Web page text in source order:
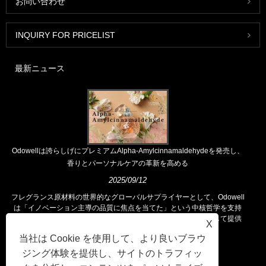
INQUIRY FOR PRICELIST
最新ニュース
Odowellは誇らしげにプレミアムAlpha-Amylcinnamaldehydeを発売し、
香りとパーソナルケアの革新を高める
2025/09/12
フレグランス原材料の世界的なグローバルサプライヤーとして、Odowell
は「イノベーション主導の品質に焦点を当てた」という中核哲学を支持
し、世界中の顧客に優れたフレグランスソリューションを一貫して提供
X
当社は Cookie を使用して、より良いブラウ
ジング体験を提供し、サイトのトラフィッ